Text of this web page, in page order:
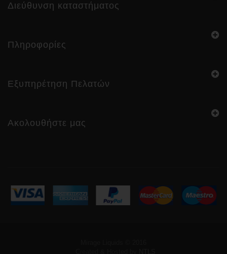
Διεύθυνση καταστήματος
Πληροφορίες
Εξυπηρέτηση Πελατών
Ακολουθήστε μας